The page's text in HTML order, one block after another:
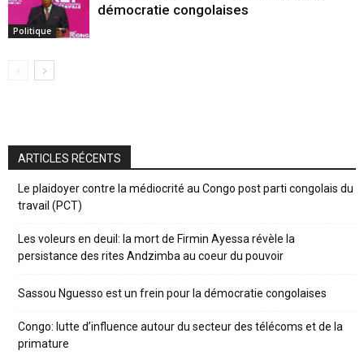
Politique
démocratie congolaises
ARTICLES RÉCENTS
Le plaidoyer contre la médiocrité au Congo post parti congolais du
travail (PCT)
Les voleurs en deuil: la mort de Firmin Ayessa révèle la
persistance des rites Andzimba au coeur du pouvoir
Sassou Nguesso est un frein pour la démocratie congolaises
Congo: lutte d’influence autour du secteur des télécoms et de la
primature